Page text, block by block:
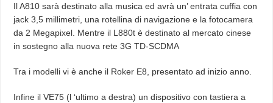
Il A810 sarà destinato alla musica ed avrà un’ entrata cuffia con
jack 3,5 millimetri, una rotellina di navigazione e la fotocamera
da 2 Megapixel. Mentre il L880t è destinato al mercato cinese
in sostegno alla nuova rete 3G TD-SCDMA
Tra i modelli vi è anche il Roker E8, presentato ad inizio anno.
Infine il VE75 (l ‘ultimo a destra) un dispositivo con tastiera a